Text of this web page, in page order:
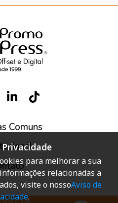
Comuns
Pereira Jorge,
para melhorar a sua
relacionadas a
visite o nossoAviso de
.